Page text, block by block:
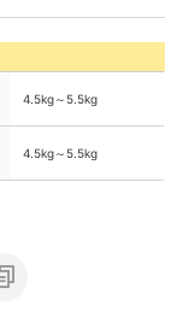
4.5kg～5.5kg
4.5kg～5.5kg